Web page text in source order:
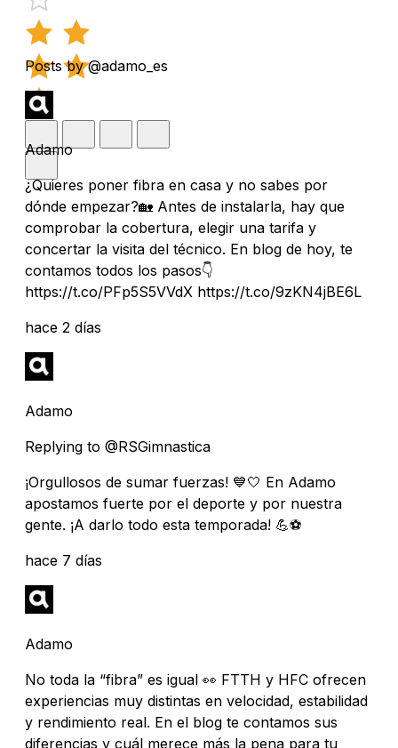
Posts by @adamo_es
Adamo
¿Quieres poner fibra en casa y no sabes por
dónde empezar?🏡 Antes de instalarla, hay que
comprobar la cobertura, elegir una tarifa y
concertar la visita del técnico. En blog de hoy, te
contamos todos los pasos👇
https://t.co/PFp5S5VVdX https://t.co/9zKN4jBE6L
hace 2 días
Adamo
Replying to @RSGimnastica
¡Orgullosos de sumar fuerzas! 💙🤍 En Adamo
apostamos fuerte por el deporte y por nuestra
gente. ¡A darlo todo esta temporada! 💪⚽
hace 7 días
Adamo
No toda la “fibra” es igual 👀 FTTH y HFC ofrecen
experiencias muy distintas en velocidad, estabilidad
y rendimiento real. En el blog te contamos sus
diferencias y cuál merece más la pena para tu